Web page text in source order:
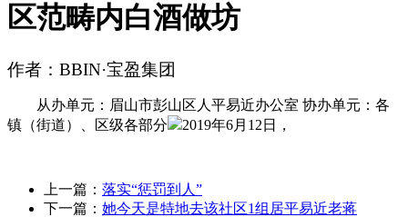
区范畴内白酒做坊
作者：BBIN·宝盈集团
从办单元：眉山市彭山区人平易近办公室 协办单元：各
镇（街道）、区级各部分
2019年6月12日，
上一篇： 落实“惩罚到人”
下一篇： 她今天是特地去该社区1组居平易近老蒋